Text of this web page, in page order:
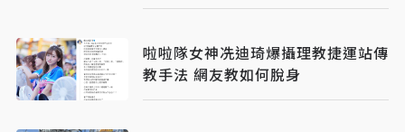
啦啦隊女神冼迪琦爆攝理教捷運站傳
教手法 網友教如何脫身